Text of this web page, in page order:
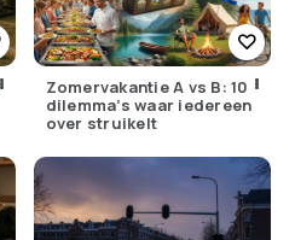
Zomervakantie A vs B: 10
dilemma’s waar iedereen
over struikelt